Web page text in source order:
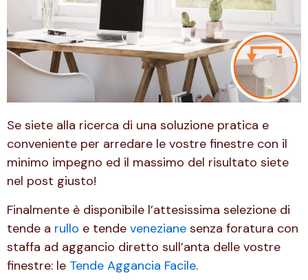
Se siete alla ricerca di una soluzione pratica e
conveniente per arredare le vostre finestre con il
minimo impegno ed il massimo del risultato siete
nel post giusto!
Finalmente è disponibile l’attesissima selezione di
tende a rullo e tende veneziane senza foratura con
staffa ad aggancio diretto sull’anta delle vostre
finestre: le Tende Aggancia Facile.